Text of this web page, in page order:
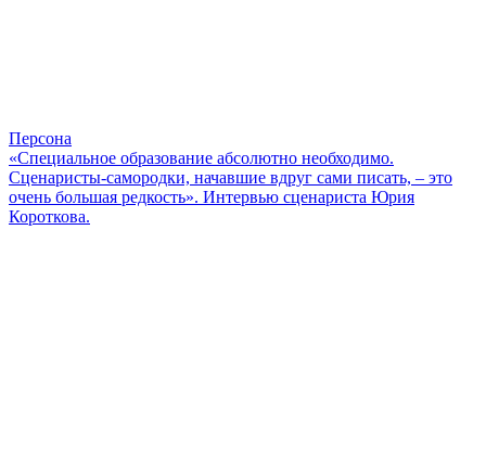
Персона
«Специальное образование абсолютно необходимо.
Сценаристы-самородки, начавшие вдруг сами писать, – это
очень большая редкость». Интервью сценариста Юрия
Короткова.